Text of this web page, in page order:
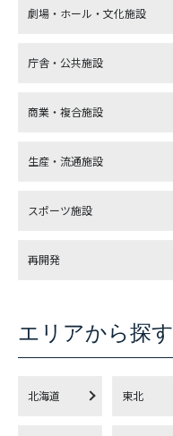
劇場・ホール・文化施設
庁舎・公共施設
商業・複合施設
生産・流通施設
スポーツ施設
再開発
エリアから探す
北海道 東北